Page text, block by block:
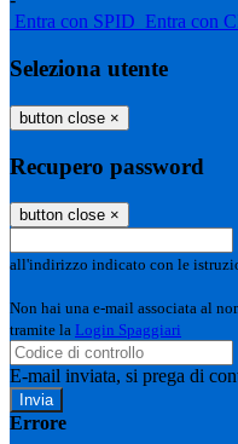
Entra con SPID Entra con
Seleziona utente
button close ×
Recupero password
button close ×
all'indirizzo indicato con le
Non hai una e-mail associata al
tramite la Login Spaggiari
E-mail inviata, si prega di
Errore